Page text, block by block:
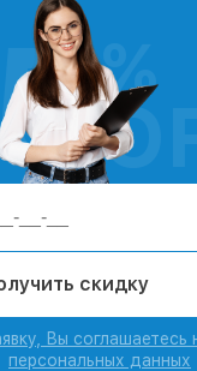
скидку
Вы соглашаетесь
персональных данных
%